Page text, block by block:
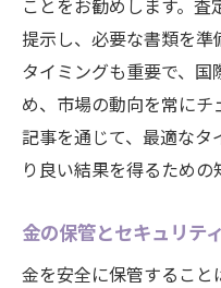
ことをお勧めします。
提示し、必要な書類を
タイミングも重要で、
め、市場の動向を常に
記事を通じて、最適なタ
り良い結果を得るための
金の保管とセキュリテ
金を安全に保管するこ